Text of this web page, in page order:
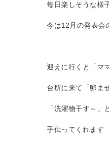
毎日楽しそうな様
今は12月の発表会
迎えに行くと「マ
台所に来て「卵ま
「洗濯物干す～」
手伝ってくれます